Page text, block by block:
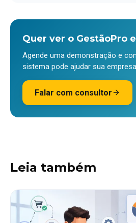
Quer ver o GestãoPro
Agende uma demonstração e
sistema pode ajudar sua
Falar com consultor
Leia também